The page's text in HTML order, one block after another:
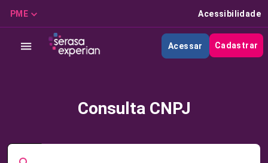
PME Acessibilidade
Acessar Cadastrar
Consulta CNPJ